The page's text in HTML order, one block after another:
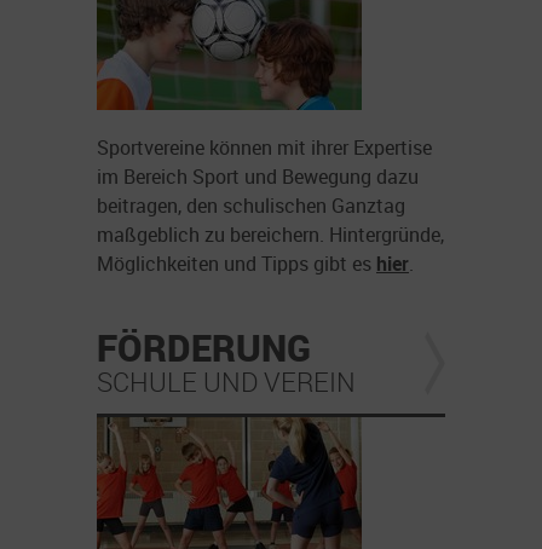
Sportvereine können mit ihrer Expertise
im Bereich Sport und Bewegung dazu
beitragen, den schulischen Ganztag
maßgeblich zu bereichern. Hintergründe,
Möglichkeiten und Tipps gibt es hier.
FÖRDERUNG
SCHULE UND VEREIN